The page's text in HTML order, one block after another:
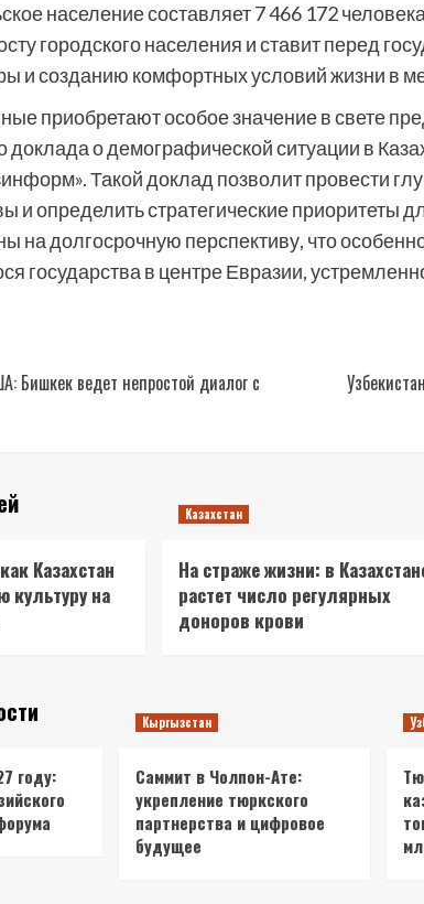
население составляет 7 466 172
городского населения и ставит перед
и созданию комфортных условий жизни в
приобретают особое значение в свете
доклада о демографической ситуации в
Такой доклад позволит провести
и определить стратегические приоритеты
на долгосрочную перспективу, что
государства в центре Евразии,
Бишкек ведет непростой диалог с
Казахстан
культуру на
Казахстан
На страже жизни: в
растет число регулярных
доноров крови
году:
Кыргызстан
Саммит в Чолпон-Ате:
укрепление тюркского
партнерства и цифровое
будущее